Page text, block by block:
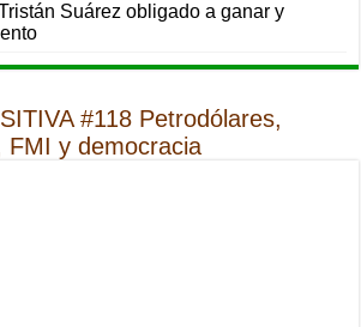
Suárez obligado a ganar y
#118 Petrodólares,
FMI y democracia